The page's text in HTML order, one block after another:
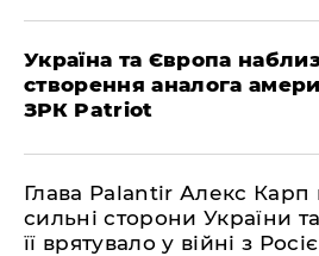
Україна та Європа
створення аналога
ЗРК Patriot
Глава Palantir Алекс Карп
сильні сторони України
її врятувало у війні з